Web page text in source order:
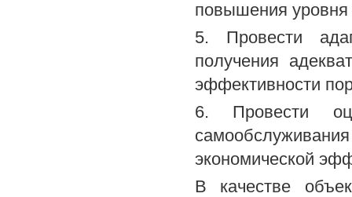
повышения уровня
5. Провести
получения
эффективности
6. Провести
самообслуживания
экономической
В качестве